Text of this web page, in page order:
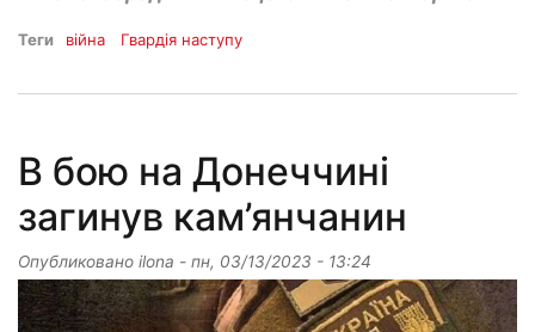
Теги війна Гвардія наступу
В бою на Донеччині
загинув кам’янчанин
Опубликовано ilona - пн, 03/13/2023 - 13:24